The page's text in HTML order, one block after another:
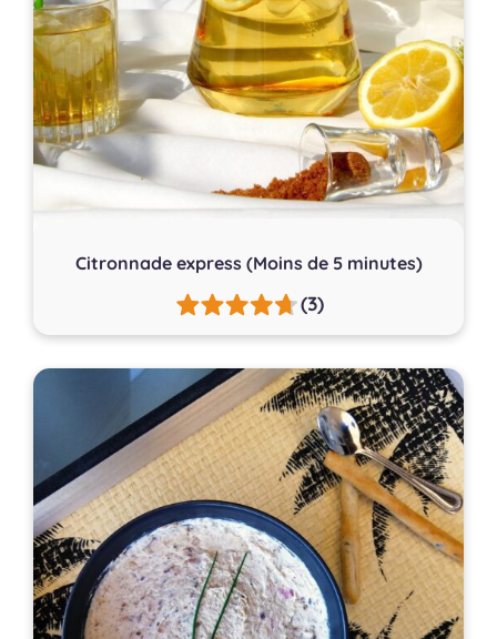
Citronnade express (Moins de 5 minutes)
(3)